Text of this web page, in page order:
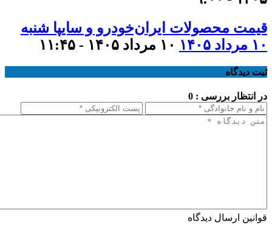
قیمت محصولات ایران‌خودرو و سایپا شنبه
۱۰ مرداد ۱۴۰۵
۱۰ مرداد ۱۴۰۵ - ۱۱:۴۵
ثبت دیدگاه
در انتظار بررسی : 0
قوانین ارسال دیدگاه